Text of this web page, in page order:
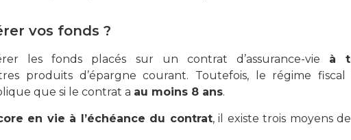
vos fonds ?
les fonds placés sur un contrat d’assurance-vie à
produits d’épargne courant. Toutefois, le régime
que si le contrat a au moins 8 ans.
en vie à l’échéance du contrat, il existe trois moyens